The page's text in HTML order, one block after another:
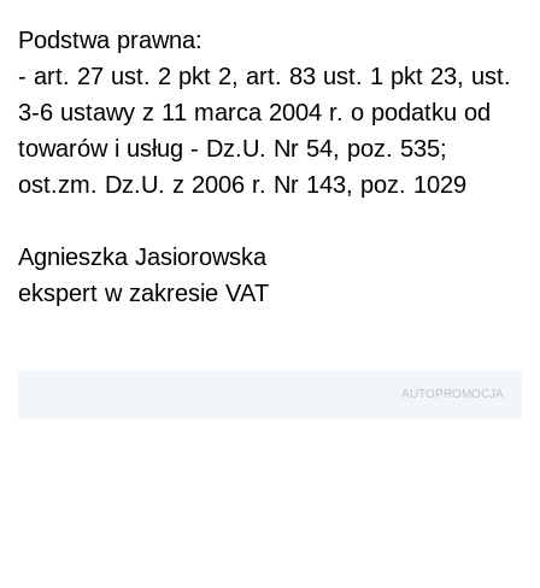
Podstwa prawna:
- art. 27 ust. 2 pkt 2, art. 83 ust. 1 pkt 23, ust.
3-6 ustawy z 11 marca 2004 r. o podatku od
towarów i usług - Dz.U. Nr 54, poz. 535;
ost.zm. Dz.U. z 2006 r. Nr 143, poz. 1029
Agnieszka Jasiorowska
ekspert w zakresie VAT
AUTOPROMOCJA